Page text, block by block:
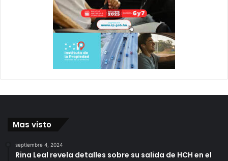
Mas visto
septiembre 4, 2024
Rina Leal revela detalles sobre su salida de HCH en el